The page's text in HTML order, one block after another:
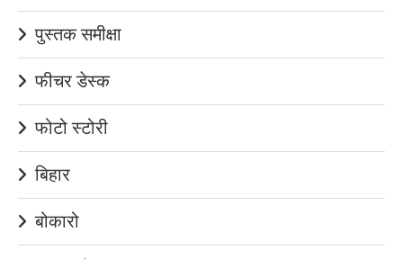
पुस्तक समीक्षा
फीचर डेस्क
फोटो स्टोरी
बिहार
बोकारो